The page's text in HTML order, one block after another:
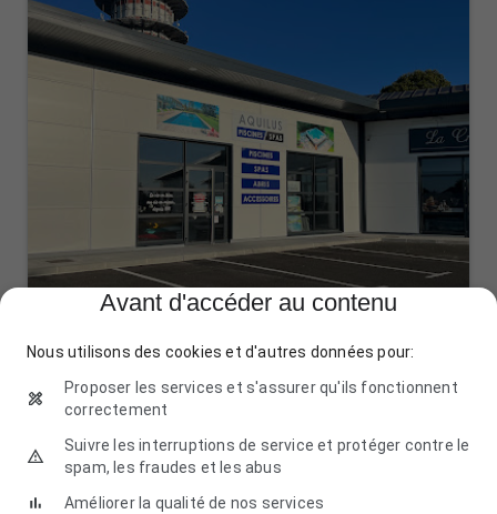
Le Bas Faure, 10 Rue de la Tour, 87110 Le Vigen
Avant d'accéder au contenu
Nous utilisons des cookies et d'autres données pour:
Proposer les services et s'assurer qu'ils fonctionnent
correctement
Suivre les interruptions de service et protéger contre le
spam, les fraudes et les abus
Améliorer la qualité de nos services